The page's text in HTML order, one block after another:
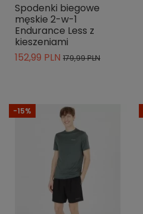
Spodenki biegowe
męskie 2-w-1
Endurance Less z
kieszeniami
152,99 PLN 179,99 PLN
-15%